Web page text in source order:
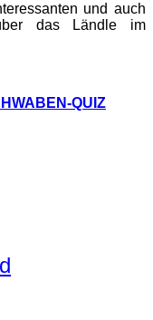
und auch
das Ländle im
QUIZ